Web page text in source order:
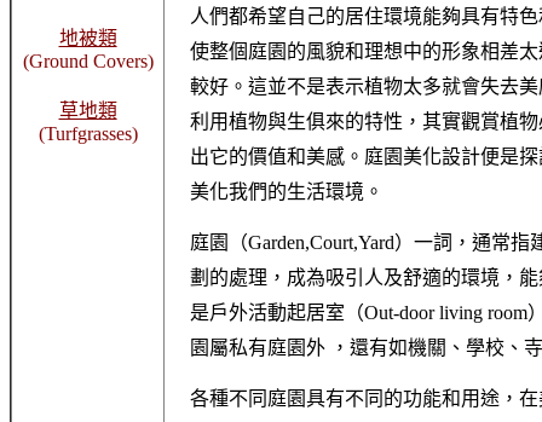
地被類
(Ground Covers)
草地類
(Turfgrasses)
人們都希望自己的居住環境能夠具有特
使整個庭園的風貌和理想中的形象相差
較好。這並不是表示植物太多就會失去
利用植物與生俱來的特性，其實觀賞植
出它的價值和美感。庭園美化設計便是
美化我們的生活環境。
庭園（Garden,Court,Yard）一詞，通常
劃的處理，成為吸引人及舒適的環境，
是戶外活動起居室（Out-door living
園屬私有庭園外 ，還有如機關、學校、
各種不同庭園具有不同的功能和用途，